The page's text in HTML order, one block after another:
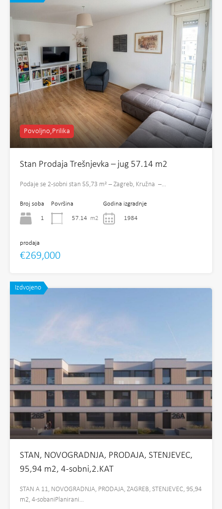
Povoljno,Prilika
Stan Prodaja Trešnjevka – jug 57.14 m2
Podaje se 2-sobni stan 55,73 m² – Zagreb, Kružna –…
Broj soba
1
Površina
57.14 m2
Godina izgradnje
1984
prodaja
€269,000
Izdvojeno
STAN, NOVOGRADNJA, PRODAJA, STENJEVEC,
95,94 m2, 4-sobni,2.KAT
STAN A 11, NOVOGRADNJA, PRODAJA, ZAGREB, STENJEVEC, 95,94
m2, 4-sobaniPlanirani…